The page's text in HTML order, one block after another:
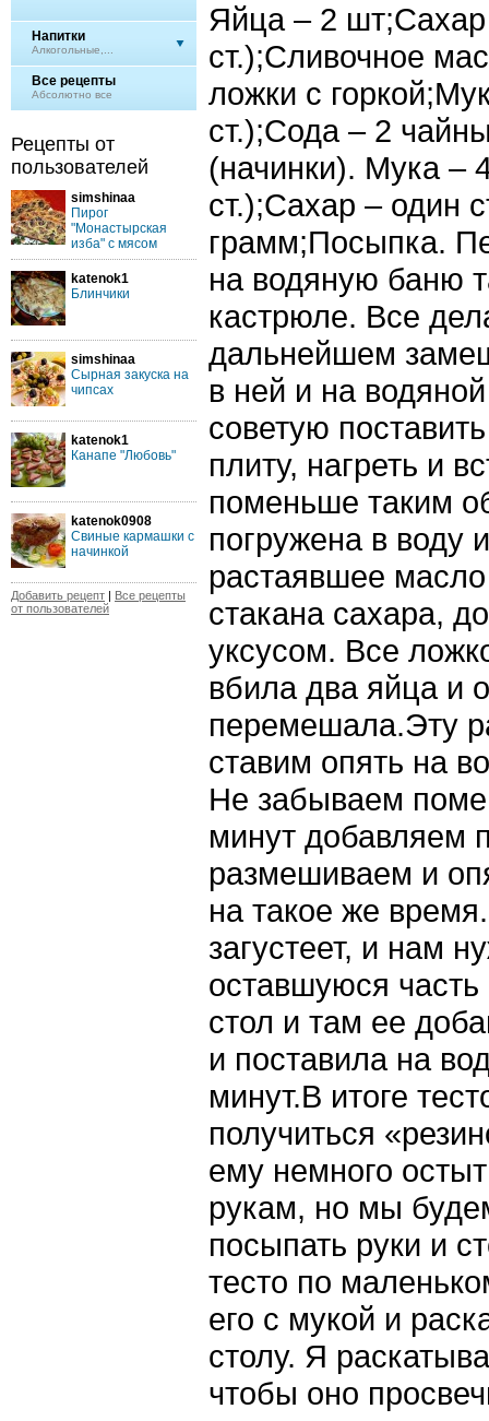
Напитки
Алкогольные,...
Все рецепты
Абсолютно все
Рецепты от
пользователей
simshinaa
Пирог
"Монастырская
изба" с мясом
katenok1
Блинчики
simshinaa
Сырная закуска на
чипсах
katenok1
Канапе "Любовь"
katenok0908
Свиные кармашки с
начинкой
Добавить рецепт | Все рецепты
от пользователей
Яйца – 2
ст.);Сливочное
ложки с
ст.);Сода – 2
(начинки). Мука –
ст.);Сахар – один
грамм;Посыпка.
на водяную баню
кастрюле. Все
дальнейшем
в ней и на
советую
плиту, нагреть и
поменьше таким
погружена в воду
растаявшее
стакана сахара,
уксусом. Все
вбила два яйца и
перемешала.Эту
ставим опять на
Не забываем
минут добавляем
размешиваем и
на такое же
загустеет, и нам
оставшуюся
стол и там ее
и поставила на
минут.В итоге
получиться
ему немного
рукам, но мы
посыпать руки и
тесто по
его с мукой и
столу. Я
чтобы оно